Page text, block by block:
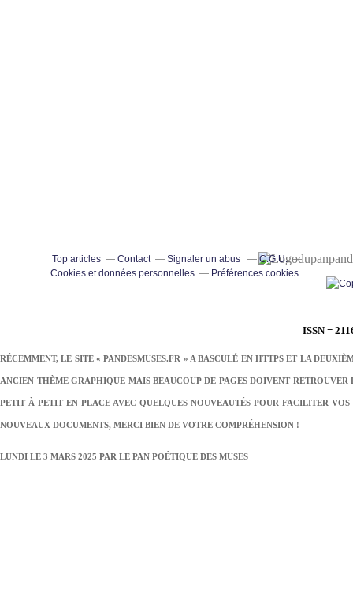
ISSN =
RÉCEMMENT, LE SITE « PANDESMUSES.FR » A BASCULÉ EN HTTPS ET LA
ANCIEN THÈME GRAPHIQUE MAIS BEAUCOUP DE PAGES DOIVENT
PETIT À PETIT EN PLACE AVEC QUELQUES NOUVEAUTÉS POUR FACILITER
NOUVEAUX DOCUMENTS, MERCI BIEN DE VOTRE COMPRÉHENSION !
LUNDI LE 3 MARS 2025 PAR LE PAN POÉTIQUE DES MUSES
Top articles Contact Signaler un abus
C.G.U.
Cookies et données personnelles
Préférences cookies